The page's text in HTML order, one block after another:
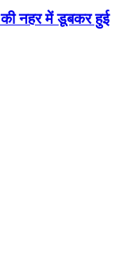
की नहर में डूबकर हुई